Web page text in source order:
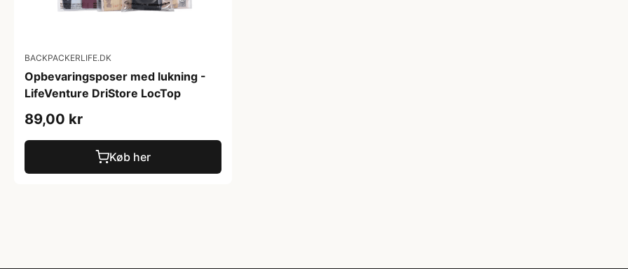
BACKPACKERLIFE.DK
Opbevaringsposer med lukning -
LifeVenture DriStore LocTop
89,00 kr
Køb her